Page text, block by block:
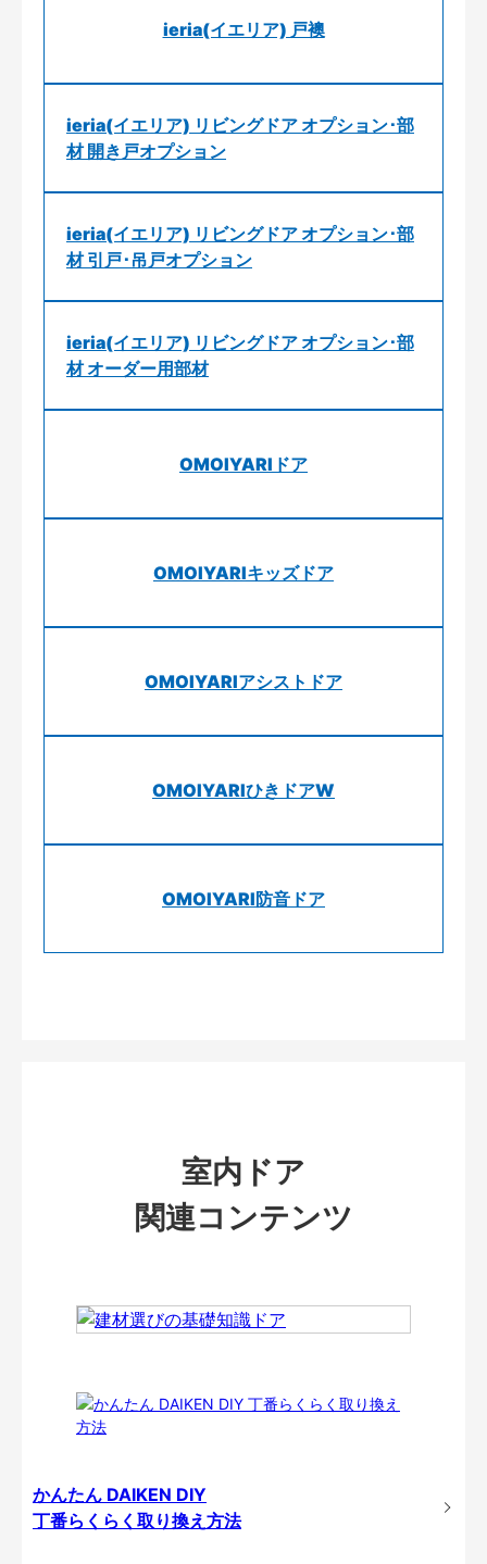
ieria(イエリア) 戸襖
ieria(イエリア) リビングドア オプション･部
材 開き戸オプション
ieria(イエリア) リビングドア オプション･部
材 引戸･吊戸オプション
ieria(イエリア) リビングドア オプション･部
材 オーダー用部材
OMOIYARIドア
OMOIYARIキッズドア
OMOIYARIアシストドア
OMOIYARIひきドアW
OMOIYARI防音ドア
室内ドア
関連コンテンツ
かんたん DAIKEN DIY
丁番らくらく取り換え方法